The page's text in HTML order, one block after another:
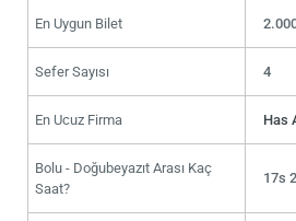
En Uygun Bilet
Sefer Sayısı 4
En Ucuz Firma Has
Bolu - Doğubeyazıt Arası Kaç
Saat?
17s